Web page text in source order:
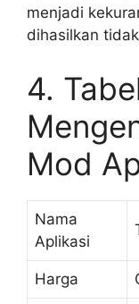
menjadi
dihasilkan
4.
Mod
Nama
Aplikasi
Harga